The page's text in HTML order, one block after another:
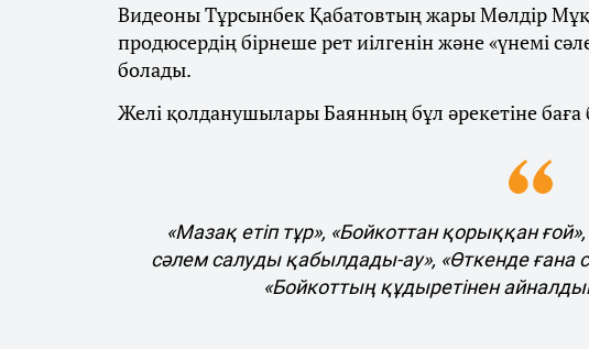
Видеоны Тұрсынбек Қабатовтың жары Мөлдір
продюсердің бірнеше рет иілгенін және «үнемі
болады.
Желі қолданушылары Баянның бұл әрекетіне баға
«Мазақ етіп тұр», «Бойкоттан қорыққан
сәлем салуды қабылдады-ау», «Өткенде ғана
«Бойкоттың құдыретінен